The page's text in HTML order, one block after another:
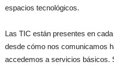
espacios tecnológicos.
Las TIC están presentes en
desde cómo nos comunicamos
accedemos a servicios básicos.